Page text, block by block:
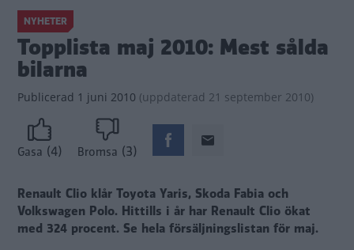
NYHETER
Topplista maj 2010: Mest sålda
bilarna
Publicerad 1 juni 2010 (uppdaterad 21 september 2010)
Gasa (4) Bromsa (3)
Renault Clio klår Toyota Yaris, Skoda Fabia och
Volkswagen Polo. Hittills i år har Renault Clio ökat
med 324 procent. Se hela försäljningslistan för maj.